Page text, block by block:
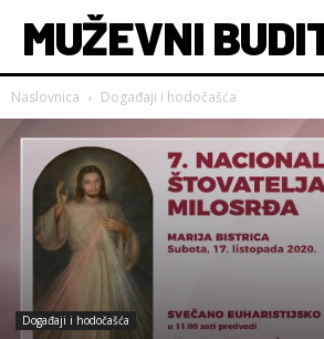
MUŽEVNI
Naslovnica Događaji i hodočašća
Događaji i hodočašća